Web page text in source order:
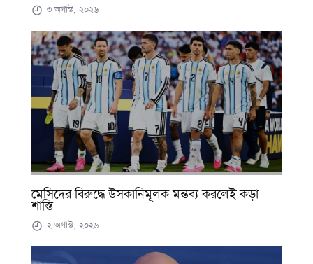
৩ অগাস্ট, ২০২৬
মেসিদের বিরুদ্ধে উসকানিমূলক মন্তব্য করলেই কড়া
শাস্তি
২ অগাস্ট, ২০২৬